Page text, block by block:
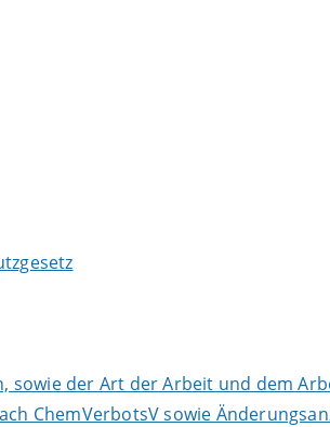
sowie der Art der Arbeit und dem
ChemVerbotsV sowie